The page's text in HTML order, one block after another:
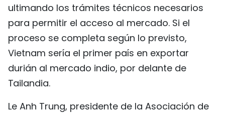
ultimando los trámites técnicos necesarios
para permitir el acceso al mercado. Si el
proceso se completa según lo previsto,
Vietnam sería el primer país en exportar
durián al mercado indio, por delante de
Tailandia.
Le Anh Trung, presidente de la Asociación de